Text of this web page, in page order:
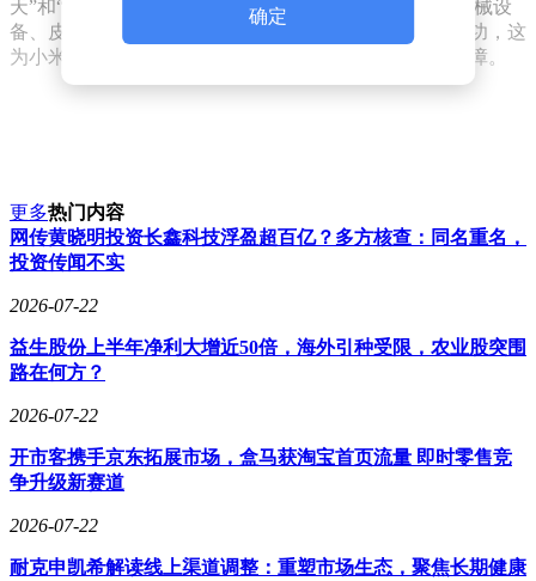
天”和“SKYNOMAD”等，国际分类涵盖了办公用品、机械设
备、皮革皮具等多个领域。目前，部分商标已经注册成功，这
为小米汽车新品牌的市场推广和品牌保护提供了有力保障。
确定
更多热门内容
网传黄晓明投资长鑫科技浮盈超百亿？多方核查：同名重名，
投资传闻不实
2026-07-22
益生股份上半年净利大增近50倍，海外引种受限，农业股突围
路在何方？
2026-07-22
开市客携手京东拓展市场，盒马获淘宝首页流量 即时零售竞
争升级新赛道
2026-07-22
耐克申凯希解读线上渠道调整：重塑市场生态，聚焦长期健康